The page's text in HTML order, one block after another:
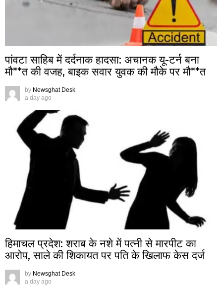
पांवटा साहिब में दर्दनाक हादसा: अचानक यू-टर्न बना
मौ**त की वजह, बाइक सवार युवक की मौके पर मौ**त
by Newsghat Desk
a day ago
हिमाचल प्रदेश: शराब के नशे में पत्नी से मारपीट का
आरोप, साले की शिकायत पर पति के खिलाफ केस दर्ज
by Newsghat Desk
a day ago